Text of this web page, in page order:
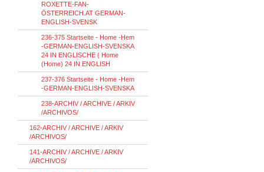
ROXETTE-FAN-
ÖSTERREICH.AT GERMAN-
ENGLISH-SVENSK
236-375 Startseite - Home -Hem
-GERMAN-ENGLISH-SVENSKA
24 IN ENGLISCHE ( Home
(Home) 24 IN ENGLISH
237-376 Startseite - Home -Hem
-GERMAN-ENGLISH-SVENSKA
238-ARCHIV / ARCHIVE / ARKIV
/ARCHIVOS/
162-ARCHIV / ARCHIVE / ARKIV
/ARCHIVOS/
141-ARCHIV / ARCHIVE / ARKIV
/ARCHIVOS/